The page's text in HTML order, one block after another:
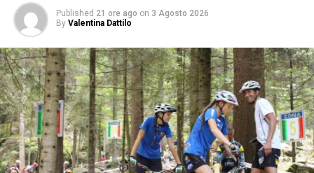
Published 21 ore ago on 3 Agosto 2026
By Valentina Dattilo